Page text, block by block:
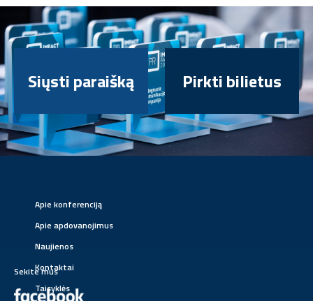
Siųsti paraišką Pirkti bilietus
Apie konferenciją
Apie apdovanojimus
Naujienos
Kontaktai
Taisyklės
Sekite mus